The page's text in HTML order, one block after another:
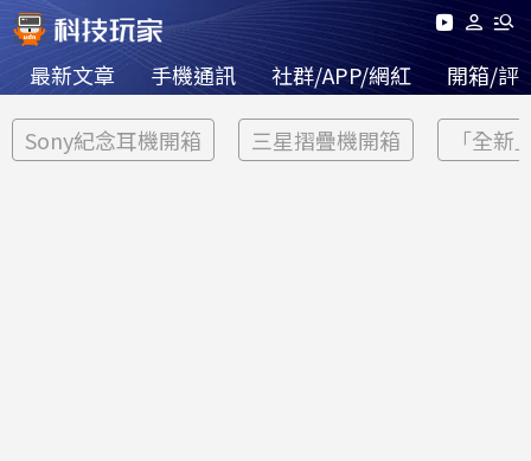
最新文章 手機通訊 社群/APP/網紅 開箱/評
Sony紀念耳機開箱 三星摺疊機開箱 「全新